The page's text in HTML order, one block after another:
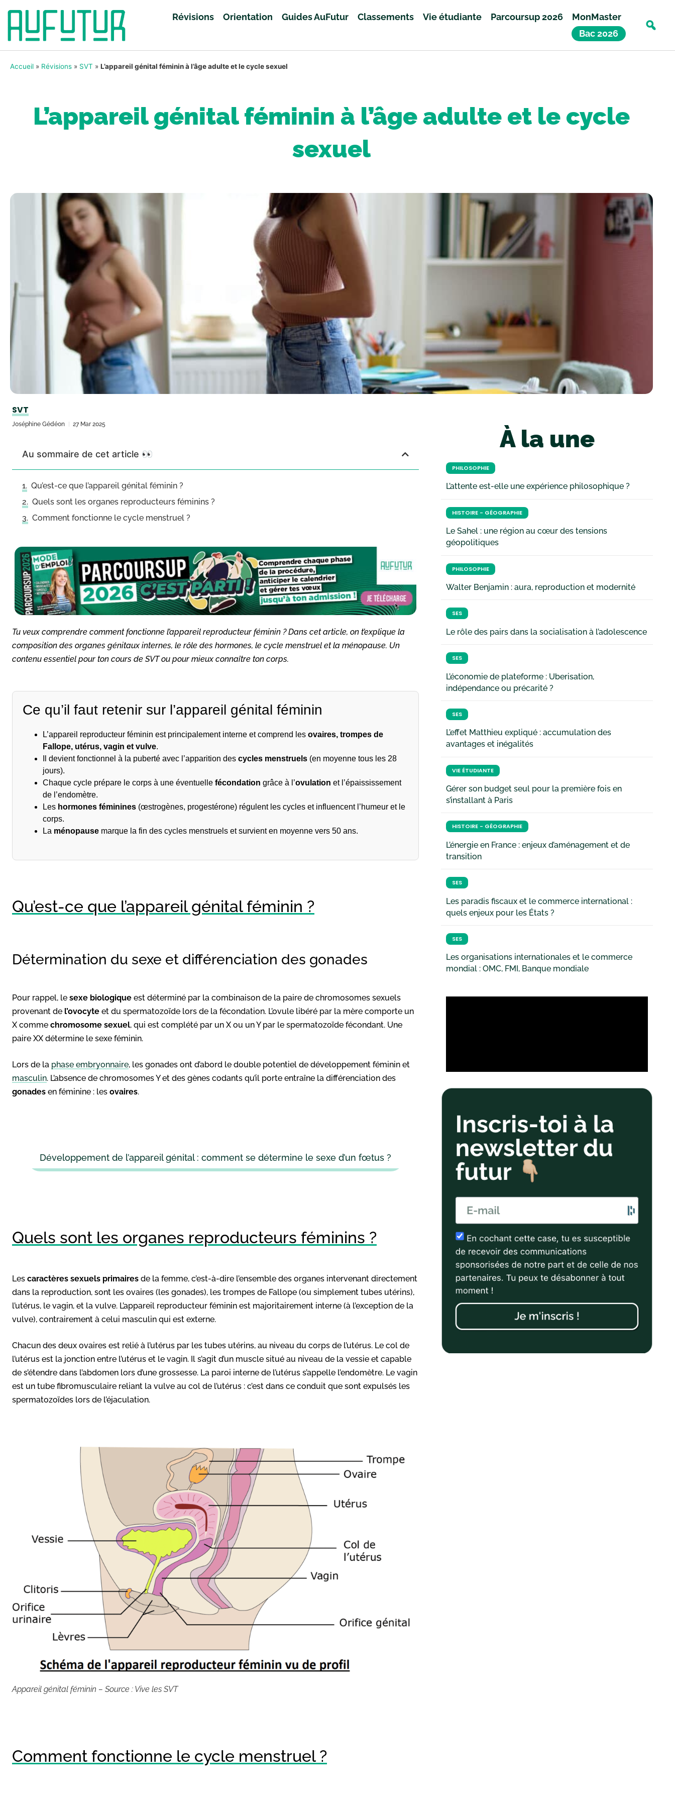
Révisions Orientation Guides AuFutur Classements Vie étudiante Parcoursup 2026
MonMaster
Bac 2026
Accueil » Révisions » SVT » L’appareil génital féminin à l’âge adulte et le cycle sexuel
L’appareil génital féminin à l’âge adulte et le cycle
sexuel
SVT
Joséphine Gédéon 27 Mar 2025
Au sommaire de cet article 👀
Qu’est-ce que l’appareil génital féminin ?
Quels sont les organes reproducteurs féminins ?
Comment fonctionne le cycle menstruel ?
Tu veux comprendre comment fonctionne l’appareil reproducteur féminin ? Dans cet article, on t’explique la
composition des organes génitaux internes, le rôle des hormones, le cycle menstruel et la ménopause. Un
contenu essentiel pour ton cours de SVT ou pour mieux connaître ton corps.
Ce qu’il faut retenir sur l’appareil génital féminin
L’appareil reproducteur féminin est principalement interne et comprend les ovaires, trompes de
Fallope, utérus, vagin et vulve.
Il devient fonctionnel à la puberté avec l’apparition des cycles menstruels (en moyenne tous les 28
jours).
Chaque cycle prépare le corps à une éventuelle fécondation grâce à l’ovulation et l’épaississement
de l’endomètre.
Les hormones féminines (œstrogènes, progestérone) régulent les cycles et influencent l’humeur et le
corps.
La ménopause marque la fin des cycles menstruels et survient en moyenne vers 50 ans.
Qu’est-ce que l’appareil génital féminin ?
Détermination du sexe et différenciation des gonades
Pour rappel, le sexe biologique est déterminé par la combinaison de la paire de chromosomes sexuels
provenant de l’ovocyte et du spermatozoïde lors de la fécondation. L’ovule libéré par la mère comporte un
X comme chromosome sexuel, qui est complété par un X ou un Y par le spermatozoïde fécondant. Une
paire XX détermine le sexe féminin.
Lors de la phase embryonnaire, les gonades ont d’abord le double potentiel de développement féminin et
masculin. L’absence de chromosomes Y et des gènes codants qu’il porte entraîne la différenciation des
gonades en féminine : les ovaires.
Développement de l’appareil génital : comment se détermine le sexe d’un fœtus ?
Quels sont les organes reproducteurs féminins ?
Les caractères sexuels primaires de la femme, c’est-à-dire l’ensemble des organes intervenant directement
dans la reproduction, sont les ovaires (les gonades), les trompes de Fallope (ou simplement tubes utérins),
l’utérus, le vagin, et la vulve. L’appareil reproducteur féminin est majoritairement interne (à l’exception de la
vulve), contrairement à celui masculin qui est externe.
Chacun des deux ovaires est relié à l’utérus par les tubes utérins, au niveau du corps de l’utérus. Le col de
l’utérus est la jonction entre l’utérus et le vagin. Il s’agit d’un muscle situé au niveau de la vessie et capable
de s’étendre dans l’abdomen lors d’une grossesse. La paroi interne de l’utérus s’appelle l’endomètre. Le vagin
est un tube fibromusculaire reliant la vulve au col de l’utérus : c’est dans ce conduit que sont expulsés les
spermatozoïdes lors de l’éjaculation.
Appareil génital féminin – Source : Vive les SVT
Comment fonctionne le cycle menstruel ?
À la une
PHILOSOPHIE
L’attente est-elle une expérience philosophique ?
HISTOIRE - GÉOGRAPHIE
Le Sahel : une région au cœur des tensions
géopolitiques
PHILOSOPHIE
Walter Benjamin : aura, reproduction et modernité
SES
Le rôle des pairs dans la socialisation à l’adolescence
SES
L’économie de plateforme : Uberisation,
indépendance ou précarité ?
SES
L’effet Matthieu expliqué : accumulation des
avantages et inégalités
VIE ÉTUDIANTE
Gérer son budget seul pour la première fois en
s’installant à Paris
HISTOIRE - GÉOGRAPHIE
L’énergie en France : enjeux d’aménagement et de
transition
SES
Les paradis fiscaux et le commerce international :
quels enjeux pour les États ?
SES
Les organisations internationales et le commerce
mondial : OMC, FMI, Banque mondiale